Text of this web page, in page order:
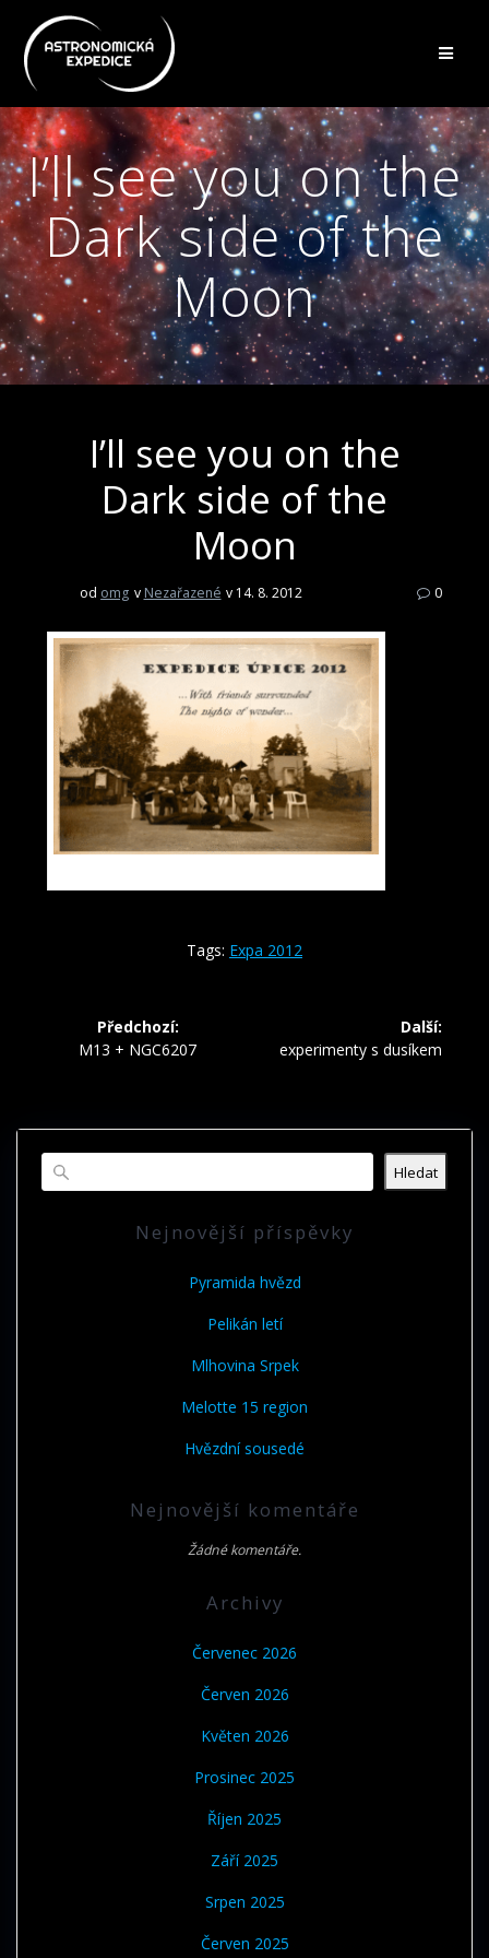
I’ll see you on the
Dark side of the
Moon
I’ll see you on the
Dark side of the
Moon
od omg v Nezařazené v 14. 8. 2012 0
Tags: Expa 2012
Navigace
Předchozí:
Předchozí
M13 + NGC6207
Další:
Další
experimenty s dusíkem
Hledat
Nejnovější příspěvky
Pyramida hvězd
Pelikán letí
Mlhovina Srpek
Melotte 15 region
Hvězdní sousedé
Nejnovější komentáře
Žádné komentáře.
Archivy
Červenec 2026
Červen 2026
Květen 2026
Prosinec 2025
Říjen 2025
Září 2025
Srpen 2025
Červen 2025